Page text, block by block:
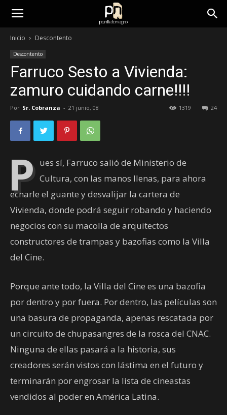
panfletonegro
Inicio Descontento
Descontento
Farruco Sesto a Vivienda:
zamuro cuidando carne!!!!
Por Sr. Cobranza - 21 junio, 08 24
1319
P ues sí, Farruco salió de Ministerio de
Cultura, con las manos llenas, para ahora
echarle el guante y desvalijar la cartera de
Vivienda, donde podrá seguir robando y haciendo
negocios con su macolla de arquitectos
constructores de trampas y bazofias como la Villa
del Cine.
Porque ante todo, la Villa del Cine es una bazofia
por dentro y por fuera. Por dentro, las películas son
una basura de propaganda, apenas rescatada por
un circuito de chupasangres de la rosca del CNAC.
Ninguna de ellas pasará a la historia, sus
creadores serán vistos con lástima en el futuro y
terminarán por engrosar la lista de cineastas
vendidos al poder en América Latina.